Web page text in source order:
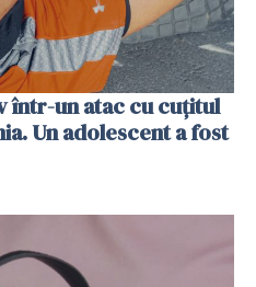
într-un atac cu cuțitul
Un adolescent a fost